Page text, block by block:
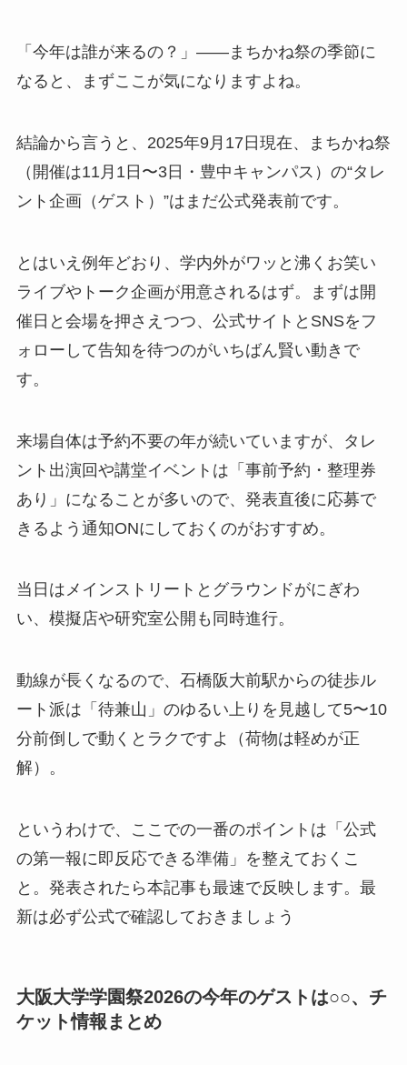
「今年は誰が来るの？」——まちかね祭の季節に
なると、まずここが気になりますよね。
結論から言うと、2025年9月17日現在、まちかね祭
（開催は11月1日〜3日・豊中キャンパス）の“タレ
ント企画（ゲスト）”はまだ公式発表前です。
とはいえ例年どおり、学内外がワッと沸くお笑い
ライブやトーク企画が用意されるはず。まずは開
催日と会場を押さえつつ、公式サイトとSNSをフ
ォローして告知を待つのがいちばん賢い動きで
す。
来場自体は予約不要の年が続いていますが、タレ
ント出演回や講堂イベントは「事前予約・整理券
あり」になることが多いので、発表直後に応募で
きるよう通知ONにしておくのがおすすめ。
当日はメインストリートとグラウンドがにぎわ
い、模擬店や研究室公開も同時進行。
動線が長くなるので、石橋阪大前駅からの徒歩ル
ート派は「待兼山」のゆるい上りを見越して5〜10
分前倒しで動くとラクですよ（荷物は軽めが正
解）。
というわけで、ここでの一番のポイントは「公式
の第一報に即反応できる準備」を整えておくこ
と。発表されたら本記事も最速で反映します。最
新は必ず公式で確認しておきましょう
大阪大学学園祭2026の今年のゲストは○○、チ
ケット情報まとめ